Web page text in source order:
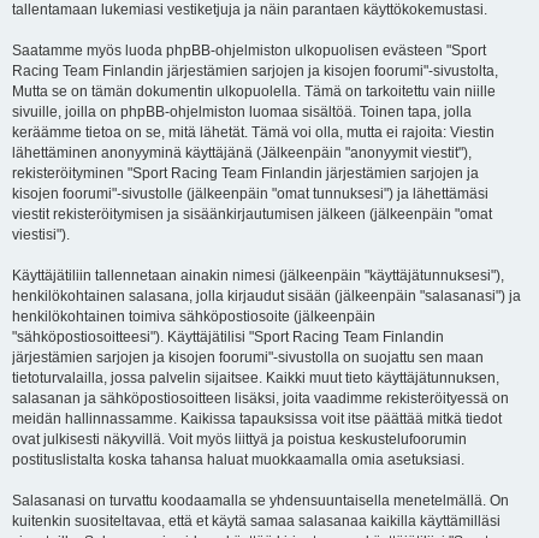
tallentamaan lukemiasi vestiketjuja ja näin parantaen käyttökokemustasi.
Saatamme myös luoda phpBB-ohjelmiston ulkopuolisen evästeen "Sport
Racing Team Finlandin järjestämien sarjojen ja kisojen foorumi"-sivustolta,
Mutta se on tämän dokumentin ulkopuolella. Tämä on tarkoitettu vain niille
sivuille, joilla on phpBB-ohjelmiston luomaa sisältöä. Toinen tapa, jolla
keräämme tietoa on se, mitä lähetät. Tämä voi olla, mutta ei rajoita: Viestin
lähettäminen anonyyminä käyttäjänä (Jälkeenpäin "anonyymit viestit"),
rekisteröityminen "Sport Racing Team Finlandin järjestämien sarjojen ja
kisojen foorumi"-sivustolle (jälkeenpäin "omat tunnuksesi") ja lähettämäsi
viestit rekisteröitymisen ja sisäänkirjautumisen jälkeen (jälkeenpäin "omat
viestisi").
Käyttäjätiliin tallennetaan ainakin nimesi (jälkeenpäin "käyttäjätunnuksesi"),
henkilökohtainen salasana, jolla kirjaudut sisään (jälkeenpäin "salasanasi") ja
henkilökohtainen toimiva sähköpostiosoite (jälkeenpäin
"sähköpostiosoitteesi"). Käyttäjätilisi "Sport Racing Team Finlandin
järjestämien sarjojen ja kisojen foorumi"-sivustolla on suojattu sen maan
tietoturvalailla, jossa palvelin sijaitsee. Kaikki muut tieto käyttäjätunnuksen,
salasanan ja sähköpostiosoitteen lisäksi, joita vaadimme rekisteröityessä on
meidän hallinnassamme. Kaikissa tapauksissa voit itse päättää mitkä tiedot
ovat julkisesti näkyvillä. Voit myös liittyä ja poistua keskustelufoorumin
postituslistalta koska tahansa haluat muokkaamalla omia asetuksiasi.
Salasanasi on turvattu koodaamalla se yhdensuuntaisella menetelmällä. On
kuitenkin suositeltavaa, että et käytä samaa salasanaa kaikilla käyttämilläsi